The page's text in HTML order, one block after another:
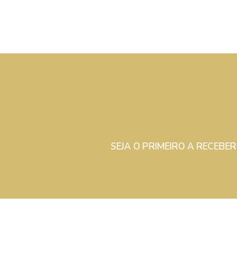
SEJA O PRIMEIRO A